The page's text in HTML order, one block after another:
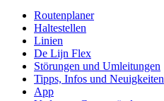
Routenplaner
Haltestellen
Linien
De Lijn Flex
Störungen und Umleitungen
Tipps, Infos und Neuigkeiten
App